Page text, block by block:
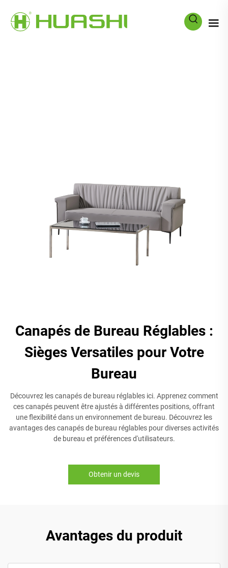
Canapés de Bureau Réglables :
Sièges Versatiles pour Votre
Bureau
Découvrez les canapés de bureau réglables ici. Apprenez comment
ces canapés peuvent être ajustés à différentes positions, offrant
une flexibilité dans un environnement de bureau. Découvrez les
avantages des canapés de bureau réglables pour diverses activités
de bureau et préférences d'utilisateurs.
Obtenir un devis
Avantages du produit